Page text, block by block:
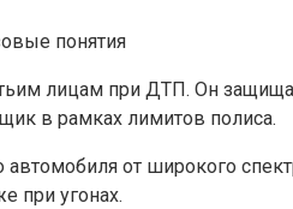
лицам при ДТП. Он
в рамках лимитов полиса.
от широкого
при угонах.